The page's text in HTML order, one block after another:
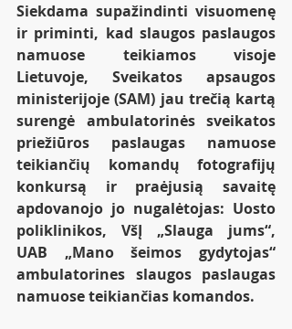
Siekdama supažindinti visuomenę
ir priminti, kad slaugos paslaugos
namuose teikiamos visoje
Lietuvoje, Sveikatos apsaugos
ministerijoje (SAM) jau trečią kartą
surengė ambulatorinės sveikatos
priežiūros paslaugas namuose
teikiančių komandų fotografijų
konkursą ir praėjusią savaitę
apdovanojo jo nugalėtojas: Uosto
poliklinikos, VšĮ „Slauga jums“,
UAB „Mano šeimos gydytojas“
ambulatorines slaugos paslaugas
namuose teikiančias komandos.